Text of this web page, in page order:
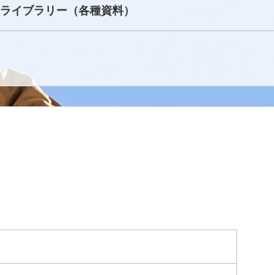
ライブラリー（各種資料）